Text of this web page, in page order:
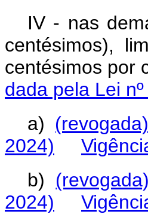
IV - nas
centésimos),
centésimos
dada pela Lei
a) (revogada)
2024)
b) (revogada)
2024)